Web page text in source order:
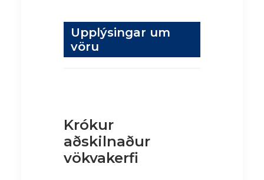
Upplýsingar um
vöru
Krókur
aðskilnaður
vökvakerfi